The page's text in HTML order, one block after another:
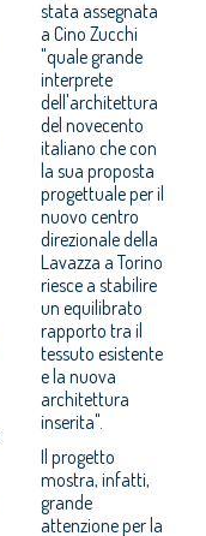
stata assegnata
a Cino Zucchi
"quale grande
interprete
dell'architettura
del novecento
italiano che con
la sua proposta
progettuale per il
nuovo centro
direzionale della
Lavazza a Torino
riesce a stabilire
un equilibrato
rapporto tra il
tessuto esistente
e la nuova
architettura
inserita".
Il progetto
mostra, infatti,
grande
attenzione per la